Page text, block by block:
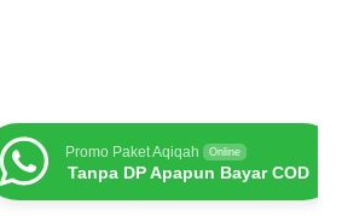
Promo Paket Aqiqah Online
Tanpa DP Apapun Bayar COD